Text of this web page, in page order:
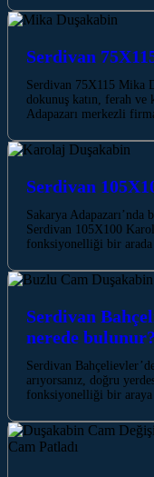
Serdivan
Serdivan 75X115 Mika
dokunuş katın, ferah ve
Adapazarı merkezli
Serdivan
Sakarya
Serdivan 105X100
fonksiyonelliği bir
Serdivan
nerede bulunur?
Serdivan
arıyorsanız, doğru
fonksiyonelliği bir